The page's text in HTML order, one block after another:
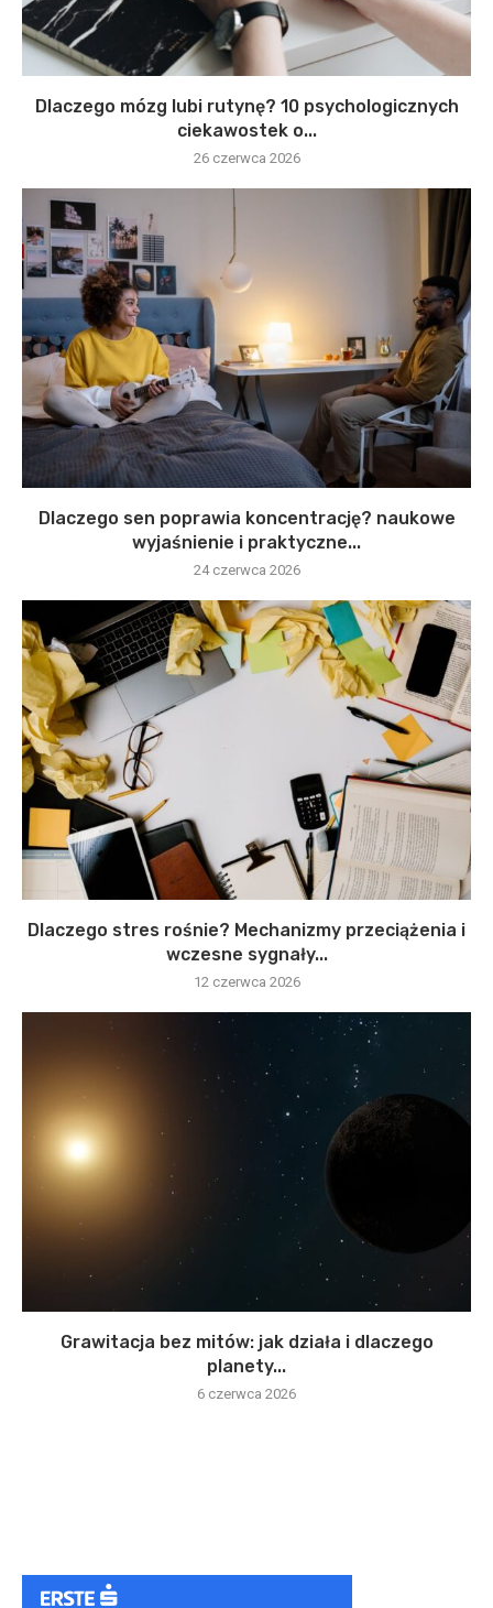
Dlaczego mózg lubi rutynę? 10 psychologicznych
ciekawostek o...
26 czerwca 2026
Dlaczego sen poprawia koncentrację? naukowe
wyjaśnienie i praktyczne...
24 czerwca 2026
Dlaczego stres rośnie? Mechanizmy przeciążenia i
wczesne sygnały...
12 czerwca 2026
Grawitacja bez mitów: jak działa i dlaczego
planety...
6 czerwca 2026